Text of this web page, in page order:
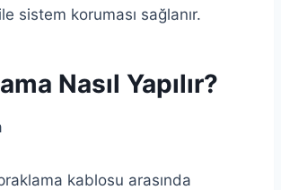
sistem koruması sağlanır.
Nasıl Yapılır?
kablosu arasında